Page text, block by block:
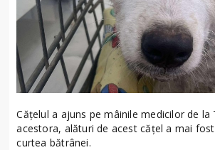
Cățelul a ajuns pe mâinile medicilor de la
acestora, alături de acest cățel a mai
curtea bătrânei.